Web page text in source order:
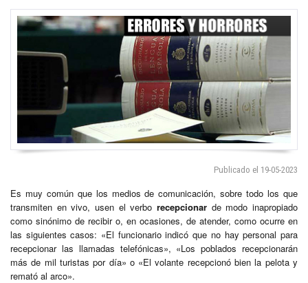
Publicado el 19-05-2023
Es muy común que los medios de comunicación, sobre todo los que
transmiten en vivo, usen el verbo recepcionar de modo inapropiado
como sinónimo de recibir o, en ocasiones, de atender, como ocurre en
las siguientes casos: «El funcionario indicó que no hay personal para
recepcionar las llamadas telefónicas», «Los poblados recepcionarán
más de mil turistas por día» o «El volante recepcionó bien la pelota y
remató al arco».